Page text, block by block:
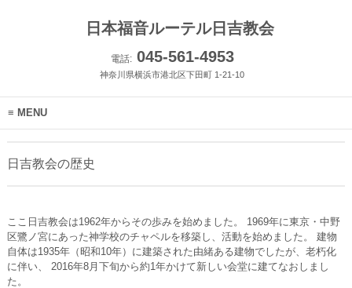
日本福音ルーテル日吉教会
電話:045-561-4953
神奈川県横浜市港北区下田町 1-21-10
MENU
日吉教会の歴史
ここ日吉教会は1962年からその歩みを始めました。 1969年に東京・中野
区鷺ノ宮にあった神学校のチャペルを移築し、活動を始めました。 建物
自体は1935年（昭和10年）に建築された由緒ある建物でしたが、老朽化
に伴い、 2016年8月下旬から約1年かけて新しい会堂に建てなおしまし
た。